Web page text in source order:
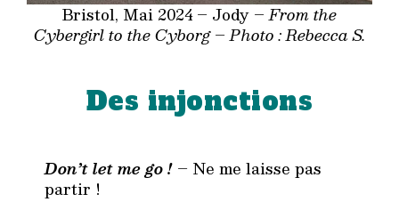
Bristol, Mai 2024 – Jody –From the
Cybergirl to the Cyborg–Photo : Rebecca S.
Des injonctions
Don’t let me go ! – Ne me laisse pas
partir !